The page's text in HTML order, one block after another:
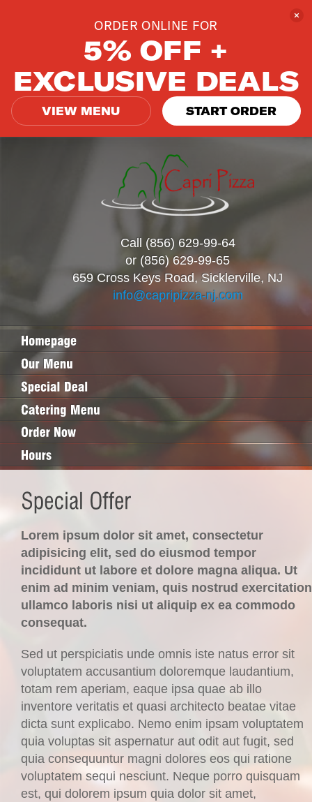
Call (856) 629-99-64
or (856) 629-99-65
659 Cross Keys Road, Sicklerville, NJ
info@capripizza-nj.com
Lorem ipsum dolor sit amet, consectetur
adipisicing elit, sed do eiusmod tempor
incididunt ut labore et dolore magna aliqua. Ut
enim ad minim veniam, quis nostrud exercitation
ullamco laboris nisi ut aliquip ex ea commodo
consequat.
Sed ut perspiciatis unde omnis iste natus error sit
voluptatem accusantium doloremque laudantium,
totam rem aperiam, eaque ipsa quae ab illo
inventore veritatis et quasi architecto beatae vitae
dicta sunt explicabo. Nemo enim ipsam voluptatem
quia voluptas sit aspernatur aut odit aut fugit, sed
quia consequuntur magni dolores eos qui ratione
voluptatem sequi nesciunt. Neque porro quisquam
est, qui dolorem ipsum quia dolor sit amet,
ORDER ONLINE FOR
5% OFF +
EXCLUSIVE DEALS
VIEW MENU START ORDER